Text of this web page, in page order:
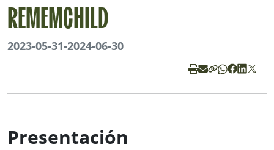
REMEMCHILD
2023-05-31-2024-06-30
Presentación